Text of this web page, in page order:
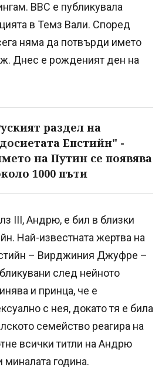
BBC е публикувала
в Темз Вали. Според
няма да потвърди името
Днес е рожденият ден на
раздел на
Епстийн" -
на Путин се появява
1000 пъти
III, Андрю, е бил в близки
Най-известната жертва на
– Вирджиния Джуфре –
след нейното
и принца, че е
с нея, докато тя е била
семейство реагира на
всички титли на Андрю
година.